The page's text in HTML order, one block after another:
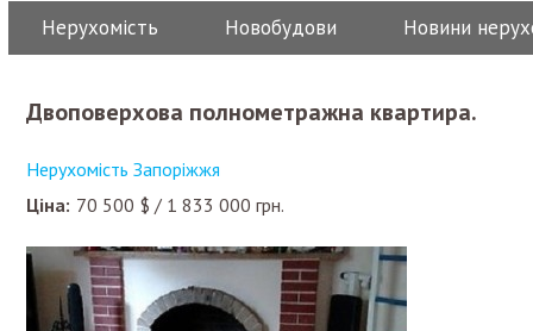
Нерухомість Новобудови Новини
Двоповерхова полнометражна квартира.
Нерухомість Запоріжжя
Ціна: 70 500 $ / 1 833 000 грн.